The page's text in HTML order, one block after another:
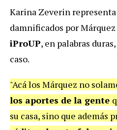
Karina Zeverin representa
damnificados por
iProUP, en palabras
caso.
"Acá los Márquez no
los aportes de la gente
su casa, sino que además